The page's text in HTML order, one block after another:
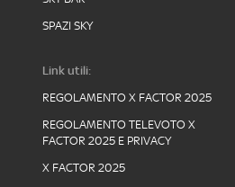
SPAZI SKY
Link utili:
REGOLAMENTO X FACTOR 2025
REGOLAMENTO TELEVOTO X
FACTOR 2025 E PRIVACY
X FACTOR 2025